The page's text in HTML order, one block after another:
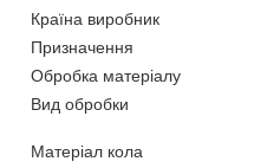
Країна виробник
Призначення
Обробка матеріалу
Вид обробки
Матеріал кола